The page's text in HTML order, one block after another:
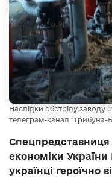
Наслідки обстрілу заводу
телеграм-канал "Трибуна-
економіки України
українці героїчно